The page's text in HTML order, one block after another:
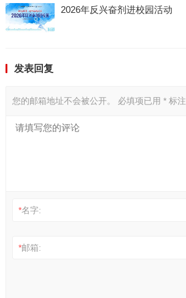
2026年反兴奋剂进校园活动
发表回复
您的邮箱地址不会被公开。 必填项已用 *标注
*名字:
*邮箱: